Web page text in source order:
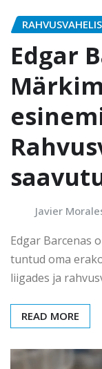
Edgar
Javier
Edgar Barcenas
tuntud oma
liigades ja
READ MORE